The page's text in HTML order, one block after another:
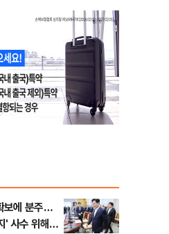
보에 분주…
' 사수 위해